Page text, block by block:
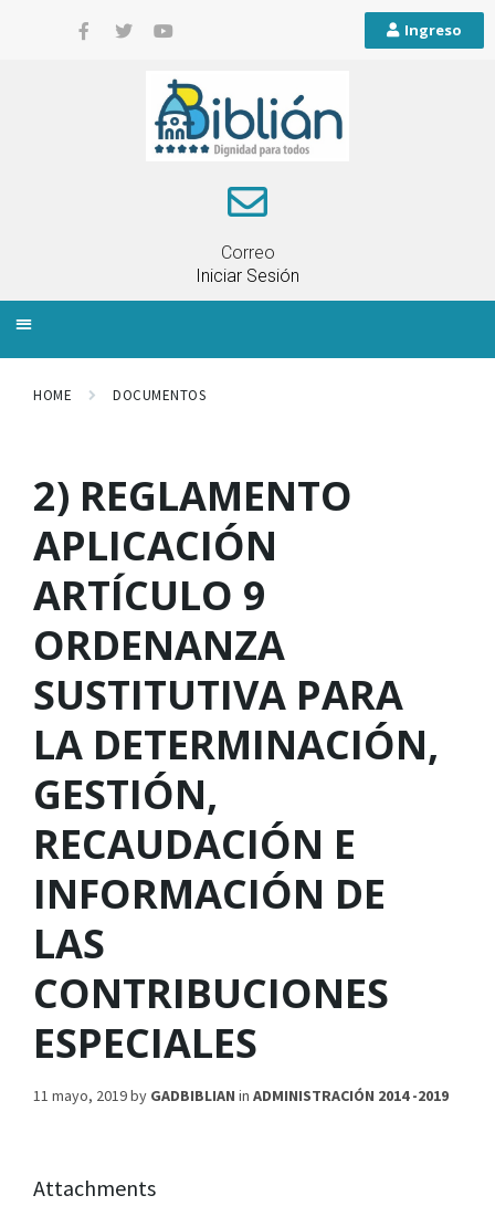
Ingreso
Correo
Iniciar Sesión
HOME DOCUMENTOS
2) REGLAMENTO
APLICACIÓN
ARTÍCULO 9
ORDENANZA
SUSTITUTIVA PARA
LA DETERMINACIÓN,
GESTIÓN,
RECAUDACIÓN E
INFORMACIÓN DE
LAS
CONTRIBUCIONES
ESPECIALES
11 mayo, 2019by GADBIBLIAN in ADMINISTRACIÓN 2014 -2019
Attachments